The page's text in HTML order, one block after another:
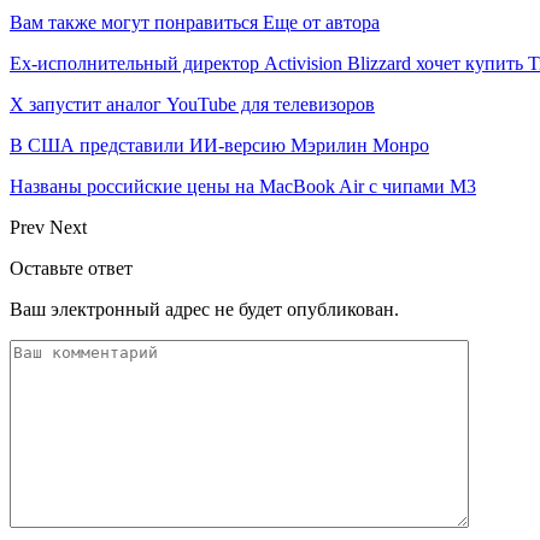
Вам также могут понравиться Еще от автора
Ex-исполнительный директор Activision Blizzard хочет купить
X запустит аналог YouTube для телевизоров
В США представили ИИ-версию Мэрилин Монро
Названы российские цены на MacBook Air с чипами M3
Prev Next
Оставьте ответ
Ваш электронный адрес не будет опубликован.